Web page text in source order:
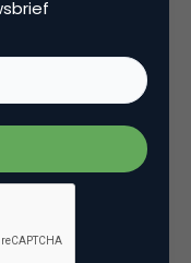
En mooi dat je
verder laden
overbrengen
oudsher al